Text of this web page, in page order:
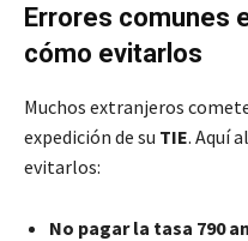
Errores comunes
cómo evitarlos
Muchos extranjeros
expedición de su TIE. Aquí
evitarlos:
No pagar la tasa 790